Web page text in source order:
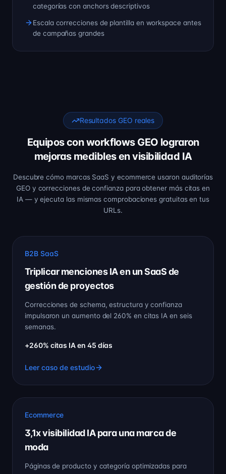
categorías con anchors descriptivos
Escala correcciones de plantilla en workspace antes
de campañas grandes
Resultados GEO reales
Equipos con workflows GEO lograron
mejoras medibles en visibilidad IA
Descubre cómo marcas SaaS y ecommerce usaron auditorías
GEO y correcciones de confianza para obtener más citas en
IA — y ejecuta las mismas comprobaciones gratuitas en tus
URLs.
B2B SaaS
Triplicar menciones IA en un SaaS de
gestión de proyectos
Correcciones de schema, estructura y confianza
impulsaron un aumento del 260% en citas IA en seis
semanas.
+260% citas IA en 45 días
Leer caso de estudio
Ecommerce
3,1x visibilidad IA para una marca de
moda
Páginas de producto y categoría optimizadas para